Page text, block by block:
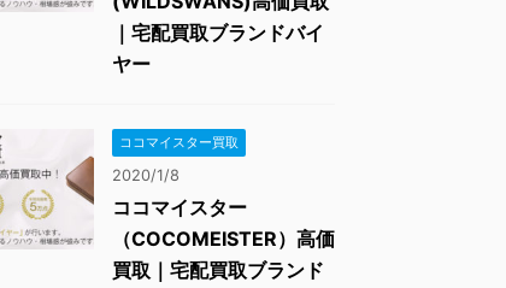
｜宅配買取ブランドバイ
ヤー
ココマイスター買取
2020/1/8
ココマイスター
（COCOMEISTER）高価
買取｜宅配買取ブランド